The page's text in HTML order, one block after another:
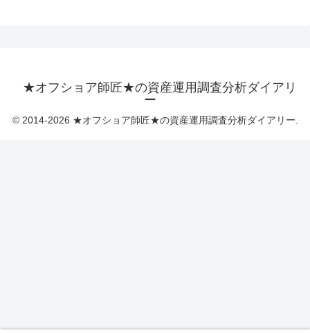
★オフショア師匠★の資産運用調査分析ダイアリ
ー
© 2014-2026 ★オフショア師匠★の資産運用調査分析ダイアリー.